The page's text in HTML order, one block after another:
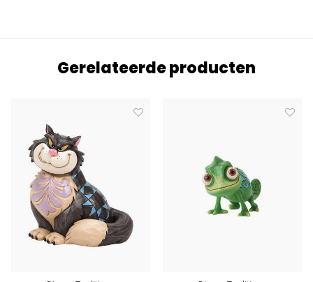
Gerelateerde producten